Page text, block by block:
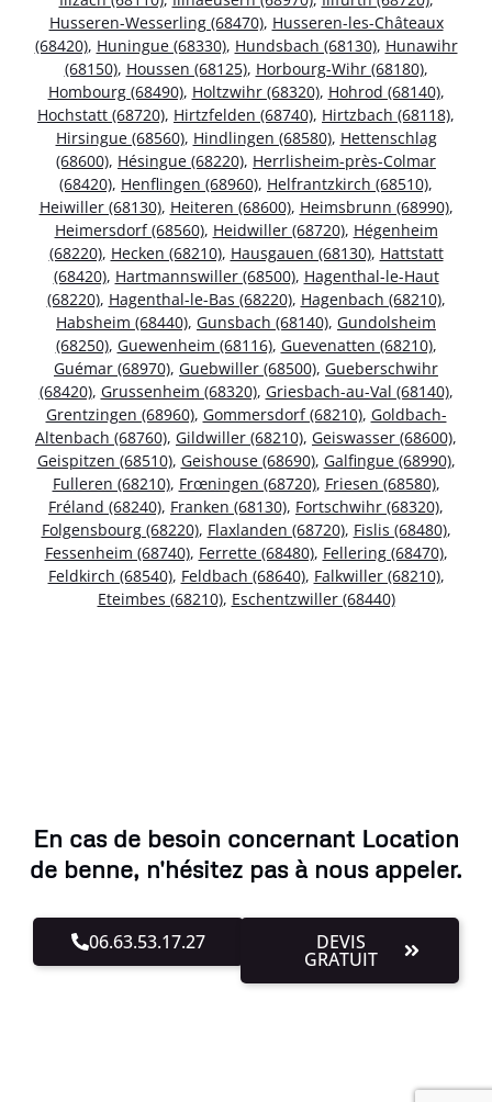
Husseren-Wesserling (68470), Husseren-les-Châteaux
(68420), Huningue (68330), Hundsbach (68130), Hunawihr
(68150), Houssen (68125), Horbourg-Wihr (68180),
Hombourg (68490), Holtzwihr (68320), Hohrod (68140),
Hochstatt (68720), Hirtzfelden (68740), Hirtzbach (68118),
Hirsingue (68560), Hindlingen (68580), Hettenschlag
(68600), Hésingue (68220), Herrlisheim-près-Colmar
(68420), Henflingen (68960), Helfrantzkirch (68510),
Heiwiller (68130), Heiteren (68600), Heimsbrunn (68990),
Heimersdorf (68560), Heidwiller (68720), Hégenheim
(68220), Hecken (68210), Hausgauen (68130), Hattstatt
(68420), Hartmannswiller (68500), Hagenthal-le-Haut
(68220), Hagenthal-le-Bas (68220), Hagenbach (68210),
Habsheim (68440), Gunsbach (68140), Gundolsheim
(68250), Guewenheim (68116), Guevenatten (68210),
Guémar (68970), Guebwiller (68500), Gueberschwihr
(68420), Grussenheim (68320), Griesbach-au-Val (68140),
Grentzingen (68960), Gommersdorf (68210), Goldbach-
Altenbach (68760), Gildwiller (68210), Geiswasser (68600),
Geispitzen (68510), Geishouse (68690), Galfingue (68990),
Fulleren (68210), Frœningen (68720), Friesen (68580),
Fréland (68240), Franken (68130), Fortschwihr (68320),
Folgensbourg (68220), Flaxlanden (68720), Fislis (68480),
Fessenheim (68740), Ferrette (68480), Fellering (68470),
Feldkirch (68540), Feldbach (68640), Falkwiller (68210),
Eteimbes (68210), Eschentzwiller (68440)
En cas de besoin concernant Location
de benne, n'hésitez pas à nous appeler.
06.63.53.17.27 DEVIS
GRATUIT